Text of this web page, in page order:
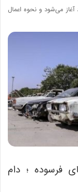
خودرو با نرخ جدید از ۱۷ خرداد آغاز می‌شود و نحوه اعمال
فرسوده ؛ دام